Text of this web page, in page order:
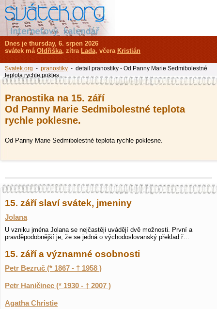
Pranostika na 15. září
Od Panny Marie Sedmibolestné teplota
rychle poklesne.
Od Panny Marie Sedmibolestné teplota rychle poklesne.
15. září slaví svátek, jmeniny
Jolana
U vzniku jména Jolana se nejčastěji uvádějí dvě možnosti. První a
pravděpodobnější je, že se jedná o východoslovanský překlad ř…
15. září a významné osobnosti
Petr Bezruč (* 1867 - † 1958 )
Petr Haničinec (* 1930 - † 2007 )
Agatha Christie
Dnes je thursday, 6. srpen 2026
svátek má Oldřiška, zítra Lada, včera Kristián
Svatek.org - pranostiky - detail pranostiky - Od Panny Marie Sedmibolestné
teplota rychle pokles…